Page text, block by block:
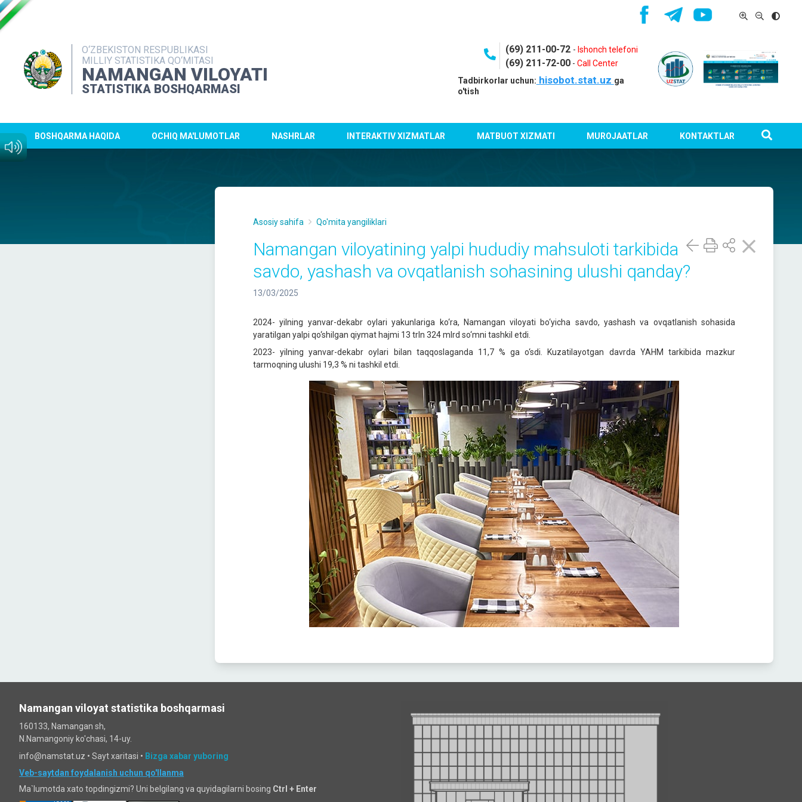
O‘ZBEKISTON RESPUBLIKASI
MILLIY STATISTIKA QO‘MITASI
NAMANGAN VILOYATI
STATISTIKA BOSHQARMASI
(69) 211-00-72 - Ishonch telefoni
(69) 211-72-00- Call Center
Tadbirkorlar uchun: hisobot.stat.uz ga
o'tish
BOSHQARMA HAQIDA OCHIQ MA'LUMOTLAR NASHRLAR INTERAKTIV XIZMATLAR MATBUOT XIZMATI MUROJAATLAR KONTAKTLAR
Asosiy sahifa Qo'mita yangiliklari
Namangan viloyatining yalpi hududiy mahsuloti tarkibida
savdo, yashash va ovqatlanish sohasining ulushi qanday?
13/03/2025
2024- yilning yanvar-dekabr oylari yakunlariga ko‘ra, Namangan viloyati bo‘yicha savdo, yashash va ovqatlanish sohasida
yaratilgan yalpi qo‘shilgan qiymat hajmi 13 trln 324 mlrd so‘mni tashkil etdi.
2023- yilning yanvar-dekabr oylari bilan taqqoslaganda 11,7 % ga o‘sdi. Kuzatilayotgan davrda YAHM tarkibida mazkur
tarmoqning ulushi 19,3 % ni tashkil etdi.
Namangan viloyat statistika boshqarmasi
160133, Namangan sh,
N.Namangoniy ko'chasi, 14-uy.
info@namstat.uz • Sayt xaritasi • Bizga xabar yuboring
Veb-saytdan foydalanish uchun qo'llanma
Ma`lumotda xato topdingizmi? Uni belgilang va quyidagilarni bosing Ctrl + Enter